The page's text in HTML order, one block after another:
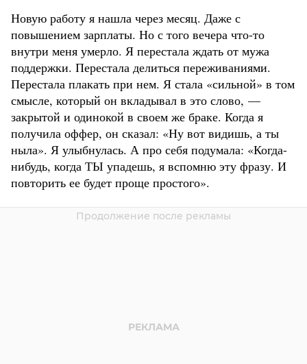
Новую работу я нашла через месяц. Даже с
повышением зарплаты. Но с того вечера что-то
внутри меня умерло. Я перестала ждать от мужа
поддержки. Перестала делиться переживаниями.
Перестала плакать при нем. Я стала «сильной» в том
смысле, который он вкладывал в это слово, —
закрытой и одинокой в своем же браке. Когда я
получила оффер, он сказал: «Ну вот видишь, а ты
ныла». Я улыбнулась. А про себя подумала: «Когда-
нибудь, когда ТЫ упадешь, я вспомню эту фразу. И
повторить ее будет проще простого».